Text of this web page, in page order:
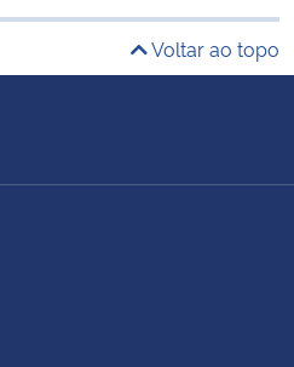
Voltar ao topo